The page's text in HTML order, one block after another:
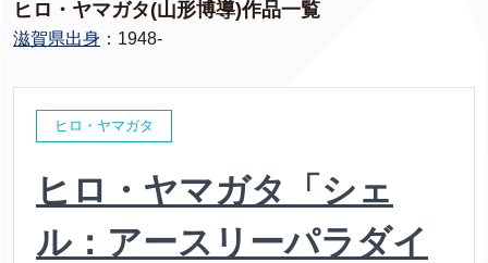
ヒロ・ヤマガタ(山形博導)作品一覧
滋賀県出身 ：1948-
ヒロ・ヤマガタ
ヒロ・ヤマガタ「シェ
ル：アースリーパラダイ